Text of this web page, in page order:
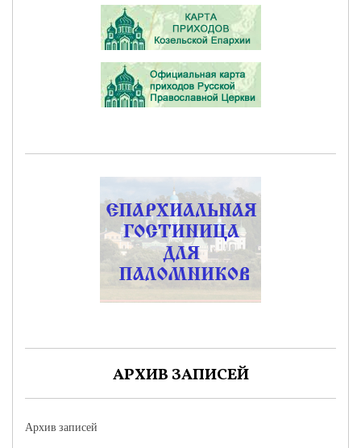
АРХИВ ЗАПИСЕЙ
Архив записей